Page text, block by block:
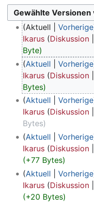
Aktuell Vorherige
Ikarus
Diskussion
Byte
Aktuell
Vorherige
Ikarus
Diskussion
Bytes
Aktuell
Vorherige
Ikarus
Diskussion
Bytes
Aktuell
Vorherige
Ikarus
Diskussion
+77 Bytes
Aktuell
Vorherige
Ikarus
Diskussion
+20 Bytes